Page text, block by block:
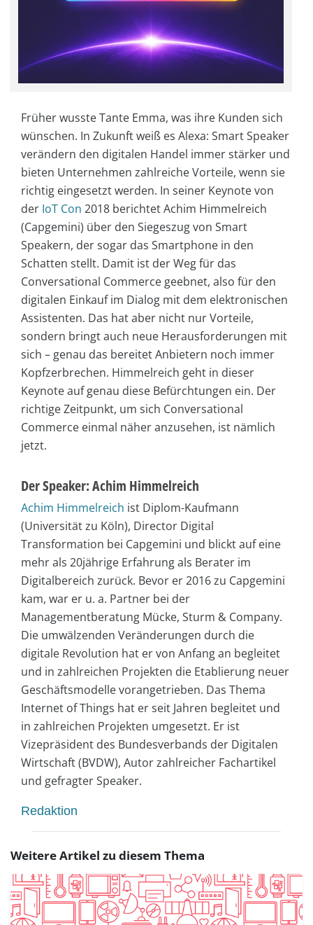
Früher wusste Tante Emma, was ihre Kunden sich
wünschen. In Zukunft weiß es Alexa: Smart Speaker
verändern den digitalen Handel immer stärker und
bieten Unternehmen zahlreiche Vorteile, wenn sie
richtig eingesetzt werden. In seiner Keynote von
der IoT Con 2018 berichtet Achim Himmelreich
(Capgemini) über den Siegeszug von Smart
Speakern, der sogar das Smartphone in den
Schatten stellt. Damit ist der Weg für das
Conversational Commerce geebnet, also für den
digitalen Einkauf im Dialog mit dem elektronischen
Assistenten. Das hat aber nicht nur Vorteile,
sondern bringt auch neue Herausforderungen mit
sich – genau das bereitet Anbietern noch immer
Kopfzerbrechen. Himmelreich geht in dieser
Keynote auf genau diese Befürchtungen ein. Der
richtige Zeitpunkt, um sich Conversational
Commerce einmal näher anzusehen, ist nämlich
jetzt.
Der Speaker: Achim Himmelreich
Achim Himmelreich ist Diplom-Kaufmann
(Universität zu Köln), Director Digital
Transformation bei Capgemini und blickt auf eine
mehr als 20jährige Erfahrung als Berater im
Digitalbereich zurück. Bevor er 2016 zu Capgemini
kam, war er u. a. Partner bei der
Managementberatung Mücke, Sturm & Company.
Die umwälzenden Veränderungen durch die
digitale Revolution hat er von Anfang an begleitet
und in zahlreichen Projekten die Etablierung neuer
Geschäftsmodelle vorangetrieben. Das Thema
Internet of Things hat er seit Jahren begleitet und
in zahlreichen Projekten umgesetzt. Er ist
Vizepräsident des Bundesverbands der Digitalen
Wirtschaft (BVDW), Autor zahlreicher Fachartikel
und gefragter Speaker.
Redaktion
Weitere Artikel zu diesem Thema